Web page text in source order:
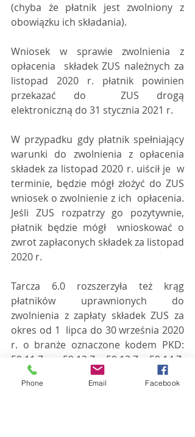
(chyba że płatnik jest zwolniony z
obowiązku ich składania).
Wniosek w sprawie zwolnienia z
opłacenia  składek ZUS należnych za
listopad 2020 r. płatnik powinien
przekazać do  ZUS drogą
elektroniczną do 31 stycznia 2021 r.
W przypadku gdy płatnik spełniający
warunki do zwolnienia z opłacenia
składek za listopad 2020 r. uiścił je  w
terminie, będzie mógł złożyć do ZUS
wniosek o zwolnienie z ich  opłacenia.
Jeśli ZUS rozpatrzy go pozytywnie,
płatnik będzie mógł  wnioskować o
zwrot zapłaconych składek za listopad
2020 r.
Tarcza 6.0 rozszerzyła też krąg
płatników uprawnionych do
zwolnienia z zapłaty składek ZUS za
okres od 1  lipca do 30 września 2020
r. o branże oznaczone kodem PKD:
59.11.Z,  59.12.Z, 59.13.Z, 59.14.Z,
59.20.Z, 71.11.Z, 79.12.Z, 90.03.Z,
90.04.Z,  93.11.Z, 85.51.Z, 85.52.Z,
Phone Email Facebook